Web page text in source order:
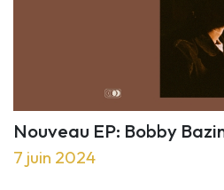
Nouveau EP: Bobby
7 juin 2024